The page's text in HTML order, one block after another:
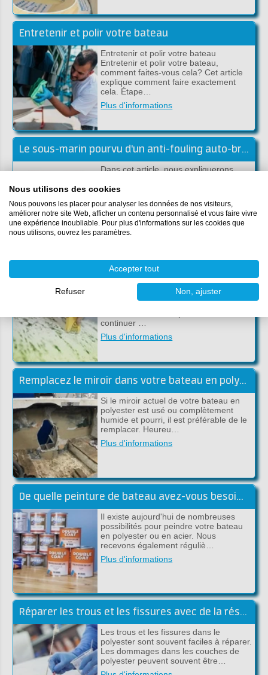
Entretenir et polir votre bateau
Entretenir et polir votre bateau
Entretenir et polir votre bateau,
comment faites-vous cela? Cet article
explique comment faire exactement
cela. Étape…
Plus d'informations
Le sous-marin pourvu d'un anti-fouling auto-broyant
Dans cet article, nous expliquerons
bateau sous la ligne de flottaison avec
Plus d'informations
Parfois, vous souhaitez vous occuper
beaucoup de votre bateau et enlever la
vieille peinture ou le revêtement
continuer …
Plus d'informations
Remplacez le miroir dans votre bateau en polyester
Si le miroir actuel de votre bateau en
polyester est usé ou complètement
humide et pourri, il est préférable de le
remplacer. Heureu…
Plus d'informations
De quelle peinture de bateau avez-vous besoin? Nous vous aidons à chooisir!
Il existe aujourd'hui de nombreuses
possibilités pour peindre votre bateau
en polyester ou en acier. Nous
recevons également réguliè…
Plus d'informations
Réparer les trous et les fissures avec de la résine de polyester
Les trous et les fissures dans le
polyester sont souvent faciles à réparer.
Les dommages dans les couches de
polyester peuvent souvent être…
Nous utilisons des cookies
Nous pouvons les placer pour analyser les données de nos visiteurs,
améliorer notre site Web, afficher un contenu personnalisé et vous faire vivre
une expérience inoubliable. Pour plus d'informations sur les cookies que
nous utilisons, ouvrez les paramètres.
Accepter tout
Refuser Non, ajuster